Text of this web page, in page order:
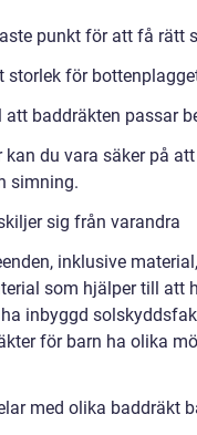
punkt för att få rätt
för
baddräkten passar
du vara säker på
simning.
sig från varandra
inklusive
som hjälper till att
inbyggd
för barn ha olika
med olika baddräkt